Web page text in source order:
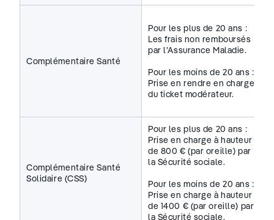
Complémentaire Santé
Pour les plus de 20 ans :
Les frais non remboursés
par l’Assurance Maladie.
Pour les moins de 20 ans :
Prise en rendre en charge
du ticket modérateur.
Complémentaire Santé
Solidaire (CSS)
Pour les plus de 20 ans :
Prise en charge à hauteur
de 800 € (par oreille) par
la Sécurité sociale.
Pour les moins de 20 ans :
Prise en charge à hauteur
de 1400 € (par oreille) par
la Sécurité sociale.